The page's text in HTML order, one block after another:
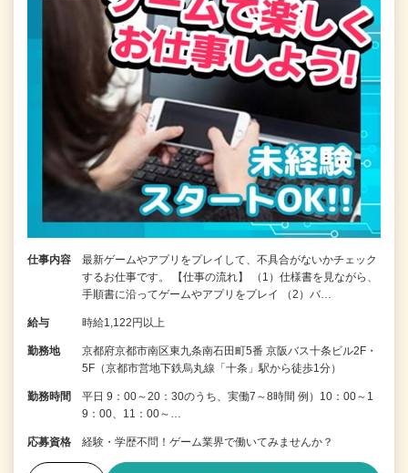
仕事内容
最新ゲームやアプリをプレイして、不具合がないかチェック
するお仕事です。 【仕事の流れ】 （1）仕様書を見ながら、
手順書に沿ってゲームやアプリをプレイ （2）バ…
給与 時給1,122円以上
勤務地
京都府京都市南区東九条南石田町5番 京阪バス十条ビル2F・
5F（京都市営地下鉄烏丸線「十条」駅から徒歩1分）
勤務時間
平日 9：00～20：30のうち、実働7～8時間 例）10：00～1
9：00、11：00～…
応募資格 経験・学歴不問！ゲーム業界で働いてみませんか？